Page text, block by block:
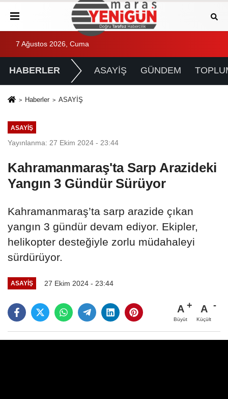
7 Ağustos 2026, Cuma
HABERLER ASAYİŞ GÜNDEM
Haberler ASAYİŞ
ASAYİŞ
Yayınlanma: 27 Ekim 2024 - 23:44
Kahramanmaraş'ta Sarp Arazideki
Yangın 3 Gündür Sürüyor
Kahramanmaraş’ta sarp arazide çıkan
yangın 3 gündür devam ediyor. Ekipler,
helikopter desteğiyle zorlu müdahaleyi
sürdürüyor.
ASAYİŞ 27 Ekim 2024 - 23:44
A
Büyüt
A
Küçült